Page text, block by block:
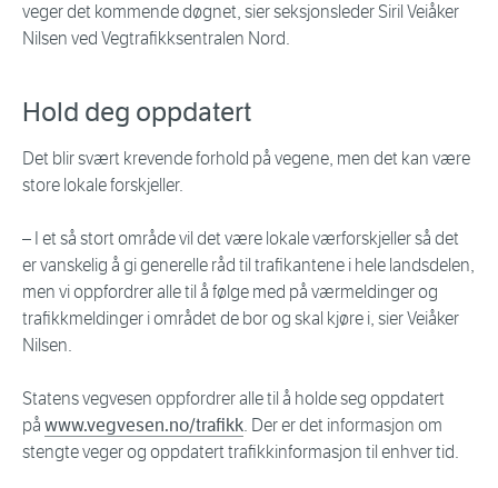
veger det kommende døgnet, sier seksjonsleder Siril Veiåker
Nilsen ved Vegtrafikksentralen Nord.
Hold deg oppdatert
Det blir svært krevende forhold på vegene, men det kan være
store lokale forskjeller.
– I et så stort område vil det være lokale værforskjeller så det
er vanskelig å gi generelle råd til trafikantene i hele landsdelen,
men vi oppfordrer alle til å følge med på værmeldinger og
trafikkmeldinger i området de bor og skal kjøre i, sier Veiåker
Nilsen.
Statens vegvesen oppfordrer alle til å holde seg oppdatert
på www.vegvesen.no/trafikk. Der er det informasjon om
stengte veger og oppdatert trafikkinformasjon til enhver tid.